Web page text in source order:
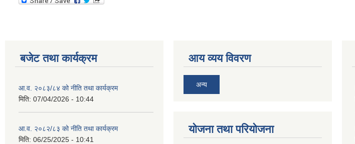
बजेट तथा कार्यक्रम
आ.व. २०८३/८४ को नीति तथा कार्यक्रम
मिति: 07/04/2026 - 10:44
आ.व. २०८२/८३ को नीति तथा कार्यक्रम
मिति: 06/25/2025 - 10:41
आय व्यय विवरण
अन्य
याेजना तथा परियाेजना